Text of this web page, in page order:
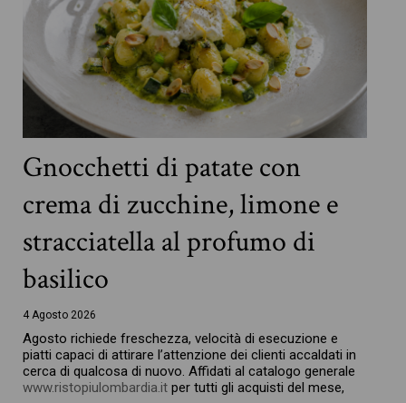
Gnocchetti di patate con
crema di zucchine, limone e
stracciatella al profumo di
basilico
4 Agosto 2026
Agosto richiede freschezza, velocità di esecuzione e
piatti capaci di attirare l’attenzione dei clienti accaldati in
cerca di qualcosa di nuovo. Affidati al catalogo generale
www.ristopiulombardia.it per tutti gli acquisti del mese,